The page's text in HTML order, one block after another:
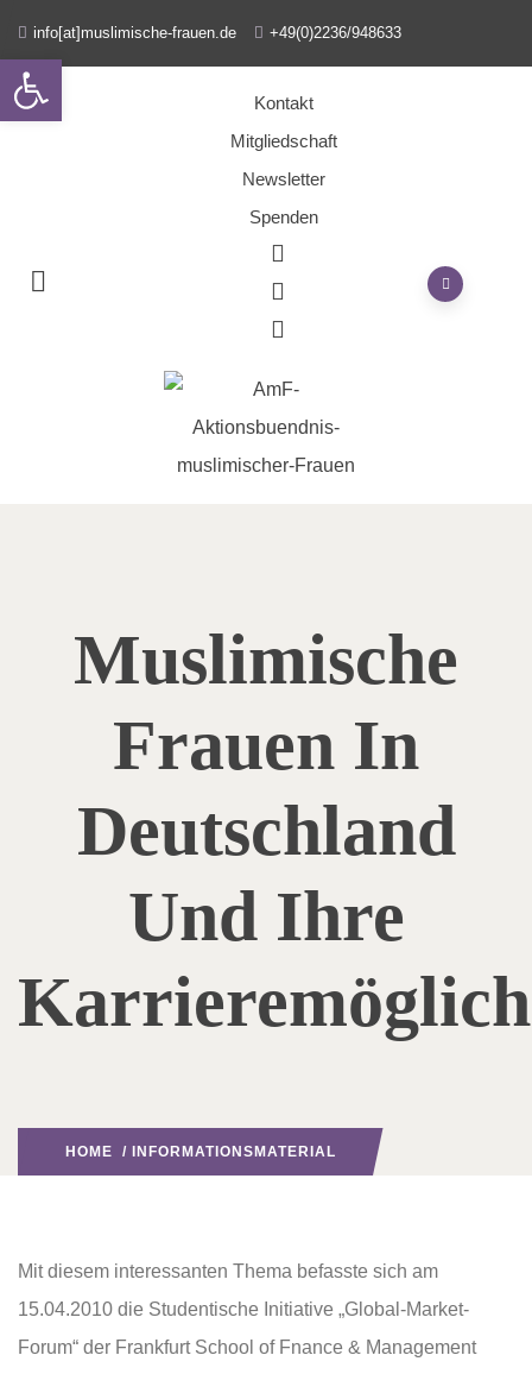
Open toolbar
info[at]muslimische-frauen.de +49(0)2236/948633
Kontakt
Mitgliedschaft
Newsletter
Spenden
Muslimische
Frauen In
Deutschland
Und Ihre
HOME / INFORMATIONSMATERIAL
Mit diesem interessanten Thema befasste sich am
15.04.2010 die Studentische Initiative „Global-Market-
Forum“ der Frankfurt School of Fnance & Management